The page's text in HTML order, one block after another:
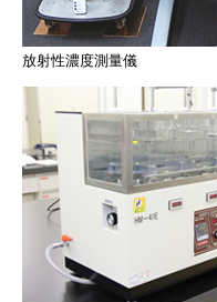
放射性濃度測量儀